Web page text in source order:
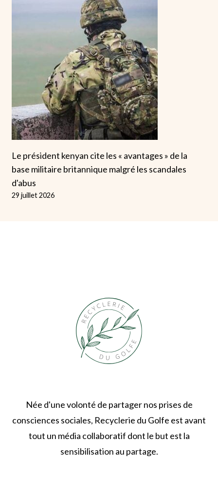
Le président kenyan cite les « avantages » de la
base militaire britannique malgré les scandales
d'abus
29 juillet 2026
Née d'une volonté de partager nos prises de
consciences sociales, Recyclerie du Golfe est avant
tout un média collaboratif dont le but est la
sensibilisation au partage.